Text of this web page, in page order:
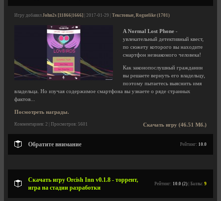
Игру добавил John2s [11866|1666] | 2017-01-29 | Текстовые, Roguelike (1701)
A Normal Lost Phone -
увлекательный детективный квест,
по сюжету которого вы находите
смартфон незнакомого человека!
Как законопослушный гражданин
вы решаете вернуть его владельцу,
поэтому пытаетесь выяснить имя
владельца. Но изучая содержимое смартфона вы узнаете о ряде странных
фактов...
Посмотреть награды.
Скачать игру (46.51 Мб.)
Комментариев: 2 | Просмотров: 5601
Обратите внимание Рейтинг: 10.0
Скачать игру Orcish Inn v0.1.8 - торрент,
игра на стадии разработки
Рейтинг: 10.0 (2) | Баллы: 9